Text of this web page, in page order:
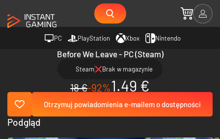
PC PlayStation Xbox Nintendo
Before We Leave - PC (Steam)
Steam Brak w magazynie
18 €-92%1.49 €
Otrzymuj powiadomienia e-mailem o dostępności
Podgląd